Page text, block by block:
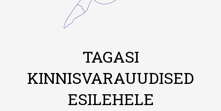
TAGASI
KINNISVARAUUDISED
ESILEHELE